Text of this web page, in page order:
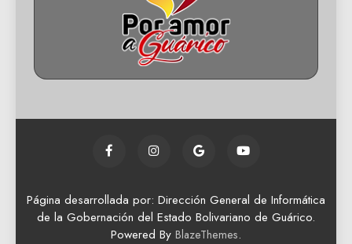
Página desarrollada por: Dirección General de Informática
de la Gobernación del Estado Bolivariano de Guárico.
Powered By BlazeThemes.